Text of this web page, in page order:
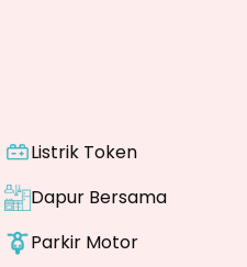
Listrik Token
Dapur Bersama
Parkir Motor